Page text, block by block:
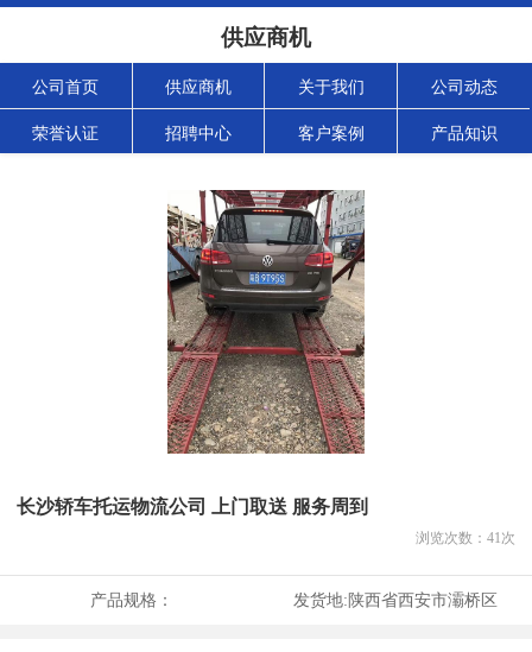
供应商机
公司首页 供应商机 关于我们 公司动态
荣誉认证 招聘中心 客户案例 产品知识
长沙轿车托运物流公司 上门取送 服务周到
浏览次数： 41次
产品规格： 发货地:陕西省西安市灞桥区